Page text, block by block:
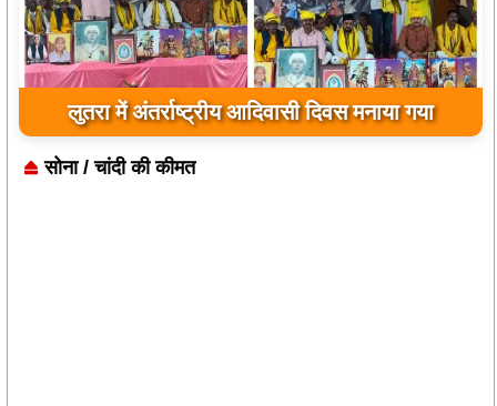
मां घटारानी वाटरफॉल में बड़ा हादसा टला, 51 फीट ऊंचाई
से गिरा युवक
सोना / चांदी की कीमत